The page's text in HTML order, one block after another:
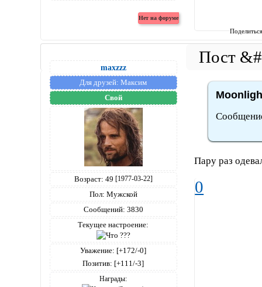
maxzzz
Для друзей: Максим
Свой
Возраст: 49 [1977-03-22]
Пол: Мужской
Сообщений: 3830
Текущее настроение:
Уважение: [+172/-0]
Позитив: [+111/-3]
Награды:
Пару раз
0